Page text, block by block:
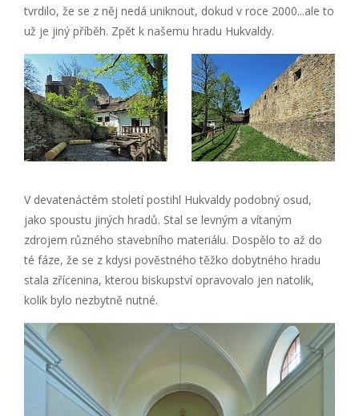
tvrdilo, že se z něj nedá uniknout, dokud v roce 2000...ale to
už je jiný příběh. Zpět k našemu hradu Hukvaldy.
V devatenáctém století postihl Hukvaldy podobný osud,
jako spoustu jiných hradů. Stal se levným a vítaným
zdrojem různého stavebního materiálu. Dospělo to až do
té fáze, že se z kdysi pověstného těžko dobytného hradu
stala zřícenina, kterou biskupství opravovalo jen natolik,
kolik bylo nezbytně nutné.